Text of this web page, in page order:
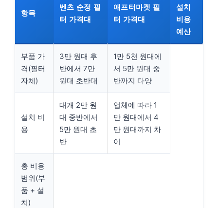
항목
벤츠 순정 필
터 가격대
애프터마켓 필
터 가격대
설치
비용
예산
부품 가
격(필터
자체)
3만 원대 후
반에서 7만
원대 초반대
1만 5천 원대에
서 5만 원대 중
반까지 다양
설치 비
용
대개 2만 원
대 중반에서
5만 원대 초
반
업체에 따라 1
만 원대에서 4
만 원대까지 차
이
총 비용
범위(부
품 + 설
치)